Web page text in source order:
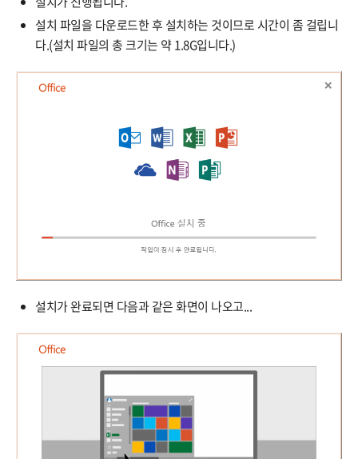
설치 파일을 다운로드한 후 설치하는 것이므로 시간이 좀 걸립니
다.(설치 파일의 총 크기는 약 1.8G입니다.)
설치가 완료되면 다음과 같은 화면이 나오고...